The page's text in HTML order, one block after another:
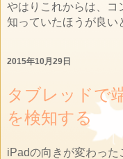
やはりこれからは、コ
知っていたほうが良い
2015年10月29日
タブレッドで
を検知する
iPadの向きが変わった